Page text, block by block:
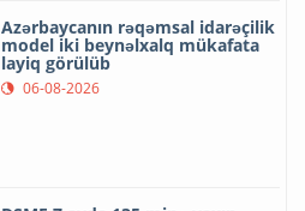
Azərbaycanın rəqəmsal idarəçilik
model iki beynəlxalq mükafata
layiq görülüb
06-08-2026